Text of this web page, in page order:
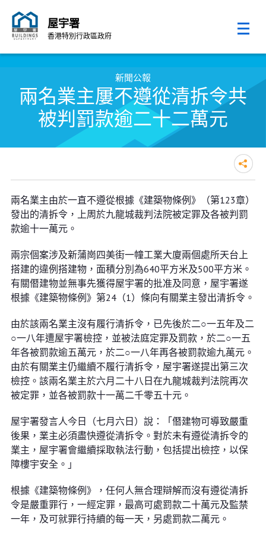
屋宇署
香港特別行政區政府
新聞公報
兩名業主屢不遵從清拆令共
被判罰款逾二十二萬元
兩名業主屢不遵從清拆令共被判罰
款逾二十二萬元
兩名業主由於一直不遵從根據《建築物條例》（第123章）
發出的清拆令，上周於九龍城裁判法院被定罪及各被判罰
款逾十一萬元。
兩宗個案涉及新蒲崗四美街一幢工業大廈兩個處所天台上
搭建的違例搭建物，面積分別為640平方米及500平方米。
有關僭建物並無事先獲得屋宇署的批准及同意，屋宇署遂
根據《建築物條例》第24（1）條向有關業主發出清拆令。
由於該兩名業主沒有履行清拆令，已先後於二○一五年及二
○一八年遭屋宇署檢控，並被法庭定罪及罰款，於二○一五
年各被罰款逾五萬元，於二○一八年再各被罰款逾九萬元。
由於有關業主仍繼續不履行清拆令，屋宇署遂提出第三次
檢控。該兩名業主於六月二十八日在九龍城裁判法院再次
被定罪，並各被罰款十一萬二千零五十元。
屋宇署發言人今日（七月六日）說：「僭建物可導致嚴重
後果，業主必須盡快遵從清拆令。對於未有遵從清拆令的
業主，屋宇署會繼續採取執法行動，包括提出檢控，以保
障樓宇安全。」
根據《建築物條例》，任何人無合理辯解而沒有遵從清拆
令是嚴重罪行，一經定罪，最高可處罰款二十萬元及監禁
一年，及可就罪行持續的每一天，另處罰款二萬元。